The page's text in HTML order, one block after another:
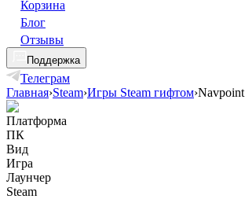
Корзина
Блог
Отзывы
Поддержка
Телеграм
Главная›Steam›Игры Steam гифтом›Navpoint
Платформа
ПК
Вид
Игра
Лаунчер
Steam